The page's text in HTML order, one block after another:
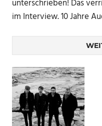
unterschrieben! Das
im Interview. 10 Jahre